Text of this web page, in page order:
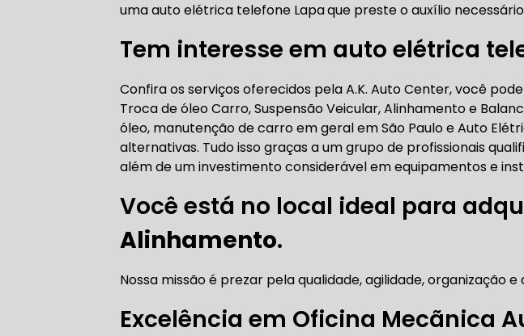
AUTO ELÉTRICA PRÓXIMO DE MIM
TROCA CORREIA DENTADA
uma auto elétrica telefone Lapaque preste o auxílio
Tem interesse em auto elétrica
Confira os serviços oferecidos pela A.K. Auto Center, você
Troca de óleo Carro, Suspensão Veicular, Alinhamento e
óleo, manutenção de carro em geral em São Paulo e Auto
alternativas. Tudo isso graças a um grupo de profissionais
além de um investimento considerável em equipamentos e
Você está no local ideal para
Alinhamento.
Nossa missão é prezar pela qualidade, agilidade, organização
Excelência em Oficina Mecãnica